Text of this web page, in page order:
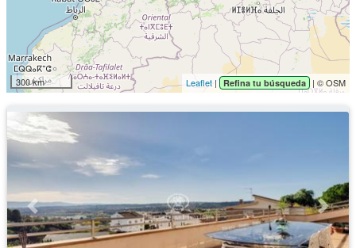
300 km Leaflet | Refina tu búsqueda | © OSM